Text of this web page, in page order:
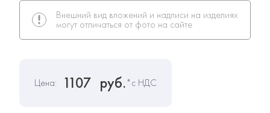
Внешний вид вложений и надписи на изделиях
могут отличаться от фото на сайте
Цена: 1107 руб.*с НДС